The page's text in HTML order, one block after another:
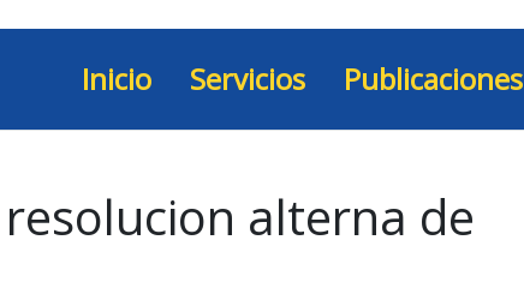
Inicio Servicios Publicaciones
resolucion alterna de